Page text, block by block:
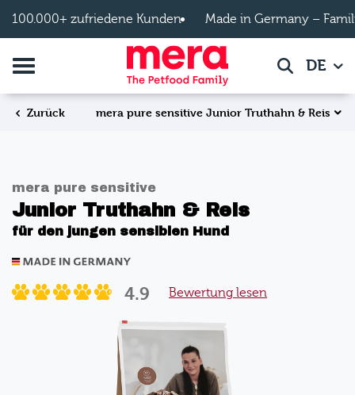
100.000+ zufriedene Kunden Made in Germany –
Navigation umschalten SucheDE
Zurück mera pure sensitive Junior Truthahn & Reis
mera pure sensitive
Junior Truthahn & Reis
für den jungen sensiblen Hund
4.9 Bewertung lesen